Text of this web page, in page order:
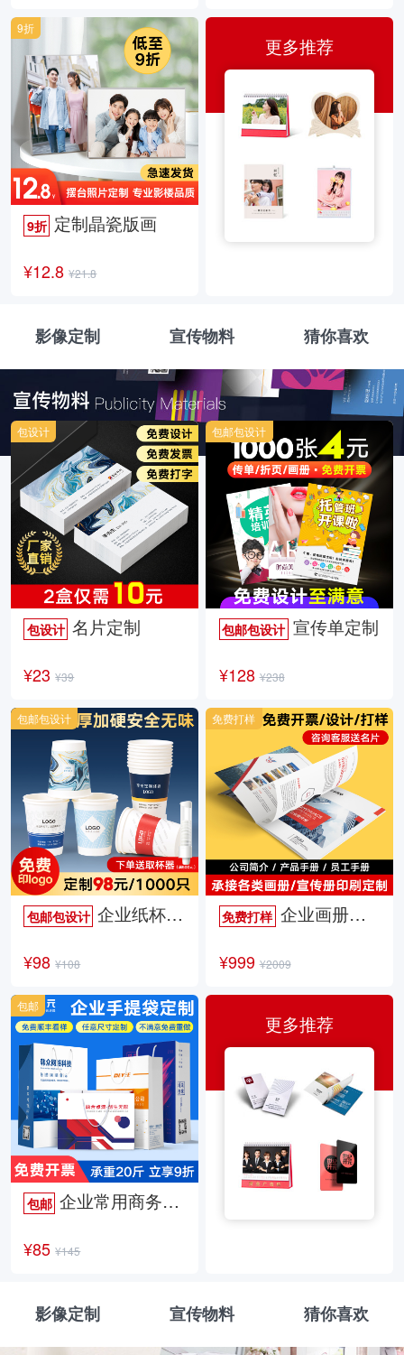
9折 定制晶瓷版画
¥12.8 ¥21.8
9折
更多推荐
影像定制 宣传物料 猜你喜欢
包设计 名片定制
¥23 ¥39
包设计
包邮包设计宣传单定制
¥128 ¥238
包邮包设计
包邮包设计 企业纸杯定制
¥98 ¥108
包邮包设计
免费打样企业画册定制
¥999 ¥2009
免费打样
包邮 企业常用商务手提袋
¥85 ¥145
包邮
更多推荐
影像定制 宣传物料 猜你喜欢